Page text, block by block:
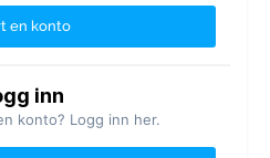
en konto
inn
konto? Logg inn her.